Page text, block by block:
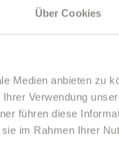
Über Cookies
Medien anbieten zu
Verwendung
führen diese
im Rahmen Ihrer